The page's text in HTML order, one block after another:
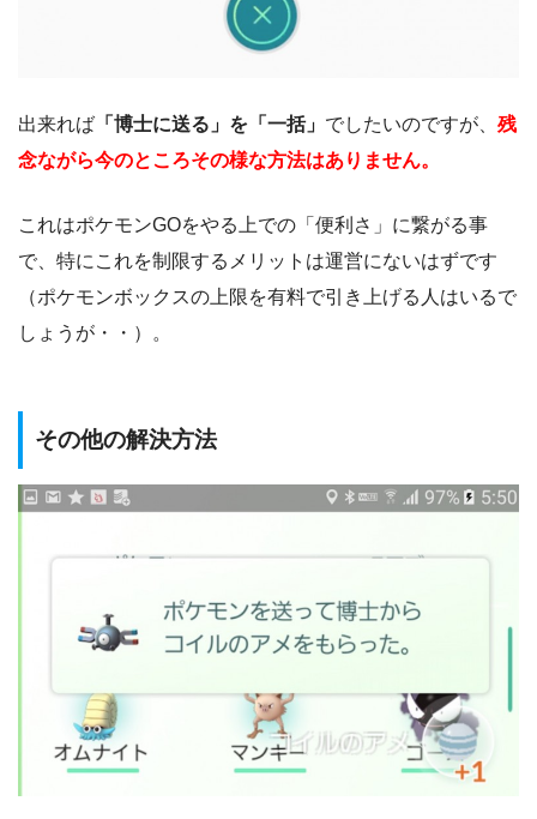
出来れば 「博士に送る」を「一括」 でしたいのですが、 残
念ながら今のところその様な方法はありません。
これはポケモンGOをやる上での「便利さ」に繋がる事
で、特にこれを制限するメリットは運営にないはずです
（ポケモンボックスの上限を有料で引き上げる人はいるで
しょうが・・）。
その他の解決方法